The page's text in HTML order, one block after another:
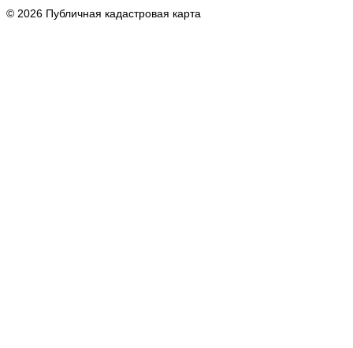
© 2026 Публичная кадастровая карта